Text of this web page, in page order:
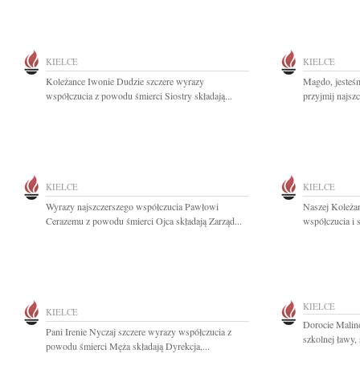
KIELCE
Koleżance Iwonie Dudzie szczere wyrazy
współczucia z powodu śmierci Siostry składają...
KIELCE
Magdo,
przyjmij
KIELCE
Wyrazy najszczerszego współczucia Pawłowi
Cerazemu z powodu śmierci Ojca składają Zarząd...
KIELCE
Naszej
współczucia i
KIELCE
Pani Irenie Nyczaj szczere wyrazy współczucia z
powodu śmierci Męża składają Dyrekcja,...
KIELCE
Dorocie
szkolnej